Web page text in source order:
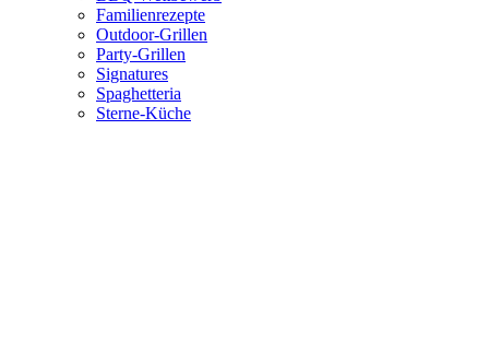
Familienrezepte
Outdoor-Grillen
Party-Grillen
Signatures
Spaghetteria
Sterne-Küche